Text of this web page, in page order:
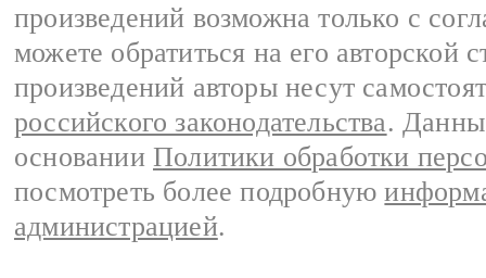
произведений возможна только с
можете обратиться на его авторской
произведений авторы несут
российского законодательства.
основании Политики обработки
посмотреть более подробную
администрацией.